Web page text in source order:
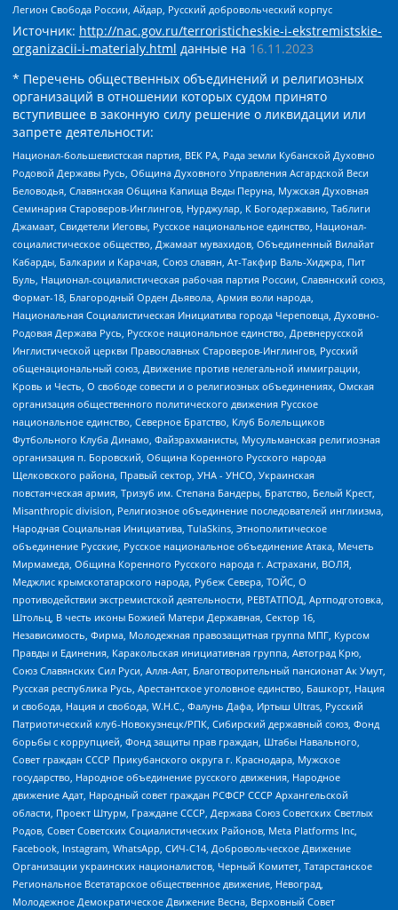
Легион Свобода России, Айдар, Русский добровольческий корпус
Источник: http://nac.gov.ru/terroristicheskie-i-ekstremistskie-
organizacii-i-materialy.html данные на 16.11.2023
* Перечень общественных объединений и религиозных
организаций в отношении которых судом принято
вступившее в законную силу решение о ликвидации или
запрете деятельности:
Национал-большевистская партия, ВЕК РА, Рада земли Кубанской Духовно
Родовой Державы Русь, Община Духовного Управления Асгардской Веси
Беловодья, Славянская Община Капища Веды Перуна, Мужская Духовная
Семинария Староверов-Инглингов, Нурджулар, К Богодержавию, Таблиги
Джамаат, Свидетели Иеговы, Русское национальное единство, Национал-
социалистическое общество, Джамаат мувахидов, Объединенный Вилайат
Кабарды, Балкарии и Карачая, Союз славян, Ат-Такфир Валь-Хиджра, Пит
Буль, Национал-социалистическая рабочая партия России, Славянский союз,
Формат-18, Благородный Орден Дьявола, Армия воли народа,
Национальная Социалистическая Инициатива города Череповца, Духовно-
Родовая Держава Русь, Русское национальное единство, Древнерусской
Инглистической церкви Православных Староверов-Инглингов, Русский
общенациональный союз, Движение против нелегальной иммиграции,
Кровь и Честь, О свободе совести и о религиозных объединениях, Омская
организация общественного политического движения Русское
национальное единство, Северное Братство, Клуб Болельщиков
Футбольного Клуба Динамо, Файзрахманисты, Мусульманская религиозная
организация п. Боровский, Община Коренного Русского народа
Щелковского района, Правый сектор, УНА - УНСО, Украинская
повстанческая армия, Тризуб им. Степана Бандеры, Братство, Белый Крест,
Misanthropic division, Религиозное объединение последователей инглиизма,
Народная Социальная Инициатива, TulaSkins, Этнополитическое
объединение Русские, Русское национальное объединение Атака, Мечеть
Мирмамеда, Община Коренного Русского народа г. Астрахани, ВОЛЯ,
Меджлис крымскотатарского народа, Рубеж Севера, ТОЙС, О
противодействии экстремистской деятельности, РЕВТАТПОД, Артподготовка,
Штольц, В честь иконы Божией Матери Державная, Сектор 16,
Независимость, Фирма, Молодежная правозащитная группа МПГ, Курсом
Правды и Единения, Каракольская инициативная группа, Автоград Крю,
Союз Славянских Сил Руси, Алля-Аят, Благотворительный пансионат Ак Умут,
Русская республика Русь, Арестантское уголовное единство, Башкорт, Нация
и свобода, Нация и свобода, W.H.С., Фалунь Дафа, Иртыш Ultras, Русский
Патриотический клуб-Новокузнецк/РПК, Сибирский державный союз, Фонд
борьбы с коррупцией, Фонд защиты прав граждан, Штабы Навального,
Совет граждан СССР Прикубанского округа г. Краснодара, Мужское
государство, Народное объединение русского движения, Народное
движение Адат, Народный совет граждан РСФСР СССР Архангельской
области, Проект Штурм, Граждане СССР, Держава Союз Советских Светлых
Родов, Совет Советских Социалистических Районов, Meta Platforms Inc,
Facebook, Instagram, WhatsApp, СИЧ-С14, Добровольческое Движение
Организации украинских националистов, Черный Комитет, Татарстанское
Региональное Всетатарское общественное движение, Невоград,
Молодежное Демократическое Движение Весна, Верховный Совет